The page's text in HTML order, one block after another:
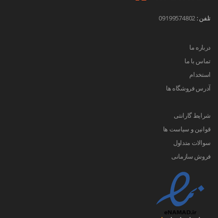
تلفن : 09199574802
درباره ما
تماس با ما
استخدام
آدرس فروشگاه ها
شرایط گارانتی
قوانین و سیاست ها
سوالات متداول
فروش سازمانی